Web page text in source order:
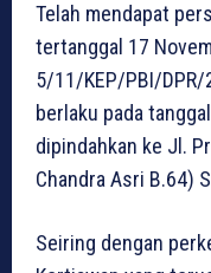
Telah mendapat
tertanggal 17
5/11/KEP/PBI/
berlaku pada
dipindahkan ke Jl.
Chandra Asri B.64)
Seiring dengan